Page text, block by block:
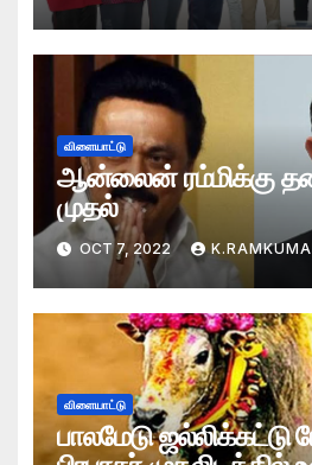
விளையாட்டு
ஆன்லைன் ரம்மிக்கு
முதல்
OCT 7, 2022
விளையாட்டு
பாலமேடு ஜல்லிக்கட்டு